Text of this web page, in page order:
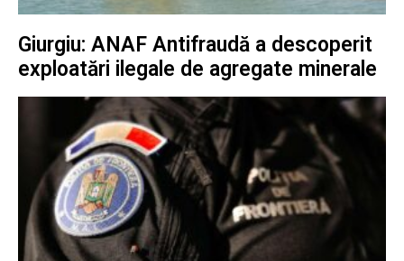
Giurgiu: ANAF Antifraudă a descoperit
exploatări ilegale de agregate minerale